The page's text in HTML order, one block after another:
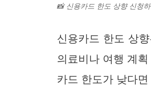
📸 신용카드 한도 상향 신청
신용카드 한도 상
의료비나 여행 계
카드 한도가 낮다